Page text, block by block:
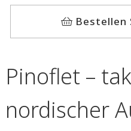
Bestellen
Pinoflet –
nordischer